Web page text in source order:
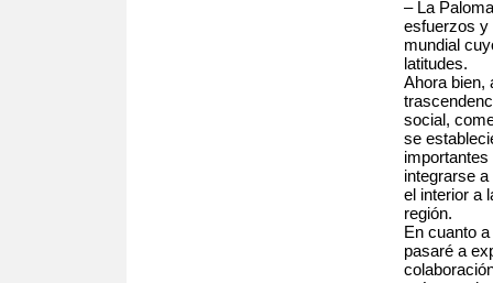
– La
esfuerzos y
mundial
latitudes.
Ahora bien,
social,
se
integrarse
el interior a
región.
En cuanto
pasaré a